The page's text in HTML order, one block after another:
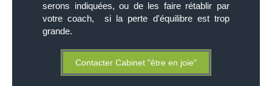
serons indiquées, ou de les faire rétablir par
votre coach, si la perte d'équilibre est trop
grande.
Contacter Cabinet "être en joie"